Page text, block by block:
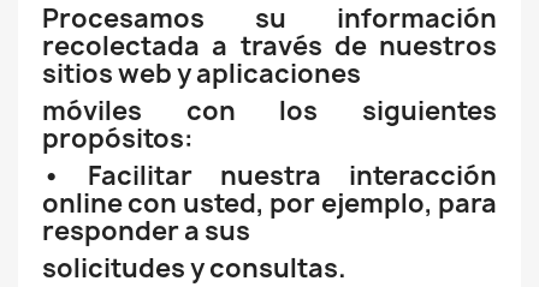
Procesamos su información
recolectada a través de nuestros
sitios web y aplicaciones
móviles con los siguientes
propósitos:
• Facilitar nuestra interacción
online con usted, por ejemplo, para
responder a sus
solicitudes y consultas.